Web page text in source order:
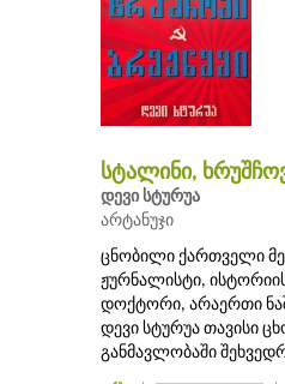
სტალინი,
დევი სტურუა
არტანუჯი
ცნობილი ქართველი
ჟურნალისტი,
დოქტორი, არაერთი
დევი სტურუა თავისი
განმავლობაში